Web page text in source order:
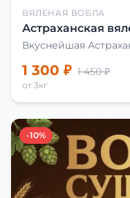
ВЯЛЕНАЯ ВОБЛА
Астраханская
Вкуснейшая
1 300 ₽ 1 450 ₽
от 3кг
-10%